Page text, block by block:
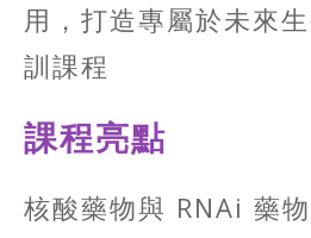
用，打造專屬於未來
訓課程
課程亮點
核酸藥物與 RNAi 藥